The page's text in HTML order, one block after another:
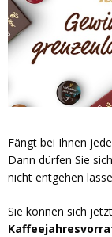
Fängt bei Ihnen
Dann dürfen Sie
nicht entgehen
Sie können sich